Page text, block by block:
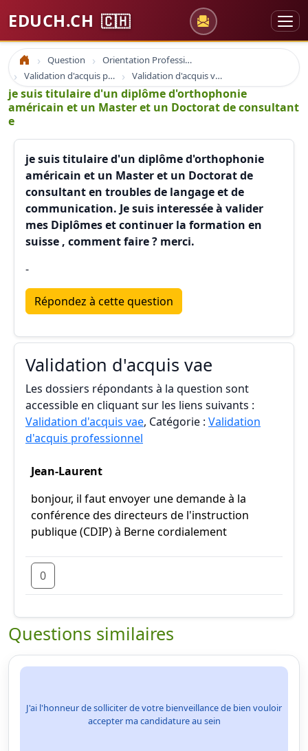
EDUCH.CH 🇨🇭
Accueil Question
Orientation Professionnelle
Validation d'acquis professionnel
Validation d'acquis vae
je suis titulaire d'un diplôme d'orthophonie
américain et un Master et un Doctorat de consultant
e
je suis titulaire d'un diplôme d'orthophonie
américain et un Master et un Doctorat de
consultant en troubles de langage et de
communication. Je suis interessée à valider
mes Diplômes et continuer la formation en
suisse , comment faire ? merci.
-
Répondez à cette question
Validation d'acquis vae
Les dossiers répondants à la question sont
accessible en cliquant sur les liens suivants :
Validation d'acquis vae, Catégorie : Validation
d'acquis professionnel
Jean-Laurent
bonjour, il faut envoyer une demande à la
conférence des directeurs de l'instruction
publique (CDIP) à Berne cordialement
0
Questions similaires
J'ai l'honneur de solliciter de votre bienveillance de bien vouloir
accepter ma candidature au sein